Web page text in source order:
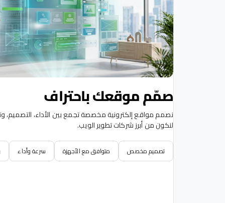
صمّم موقعك باحتراف
نصمم مواقع إلكترونية مخصصة تجمع بين الأداء، التصميم،
لنكون من أبرز شركات تطوير الويب.
تصميم مخصص متوافق مع الأجهزة سرعة وأداء